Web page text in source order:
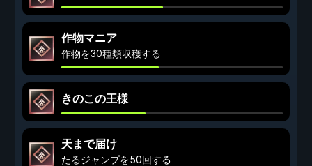
作物マニア
作物を30種類収穫する
きのこの王様
天まで届け
たるジャンプを50回する